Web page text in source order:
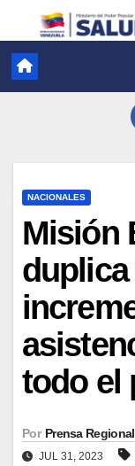
NACIONALES
Misión
duplica
todo el
Por Prensa Regional
JUL 31, 2023